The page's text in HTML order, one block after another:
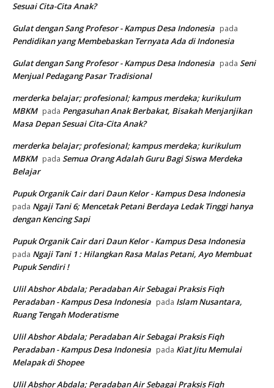
Sesuai Cita-Cita Anak?
Gulat dengan Sang Profesor - Kampus Desa Indonesia pada
Pendidikan yang Membebaskan Ternyata Ada di Indonesia
Gulat dengan Sang Profesor - Kampus Desa Indonesia pada Seni
Menjual Pedagang Pasar Tradisional
merderka belajar; profesional; kampus merdeka; kurikulum
MBKM pada Pengasuhan Anak Berbakat, Bisakah Menjanjikan
Masa Depan Sesuai Cita-Cita Anak?
merderka belajar; profesional; kampus merdeka; kurikulum
MBKM pada Semua Orang Adalah Guru Bagi Siswa Merdeka
Belajar
Pupuk Organik Cair dari Daun Kelor - Kampus Desa Indonesia
pada Ngaji Tani 6; Mencetak Petani Berdaya Ledak Tinggi hanya
dengan Kencing Sapi
Pupuk Organik Cair dari Daun Kelor - Kampus Desa Indonesia
pada Ngaji Tani 1 : Hilangkan Rasa Malas Petani, Ayo Membuat
Pupuk Sendiri !
Ulil Abshor Abdala; Peradaban Air Sebagai Praksis Fiqh
Peradaban - Kampus Desa Indonesia pada Islam Nusantara,
Ruang Tengah Moderatisme
Ulil Abshor Abdala; Peradaban Air Sebagai Praksis Fiqh
Peradaban - Kampus Desa Indonesia pada Kiat Jitu Memulai
Melapak di Shopee
Ulil Abshor Abdala; Peradaban Air Sebagai Praksis Fiqh